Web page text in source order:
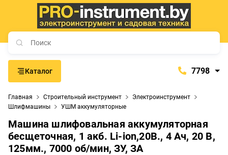
Каталог 7798
+375 (29) 657-77-98
proinstrument-minsk@mail.ru
Главная Строительный инструмент
Электроинструмент
Шлифмашины
УШМ аккумуляторные
Машина шлифовальная аккумуляторная
бесщеточная, 1 акб. Li-ion,20В., 4 Ач, 20 В,
125мм., 7000 об/мин, ЗУ, ЗА